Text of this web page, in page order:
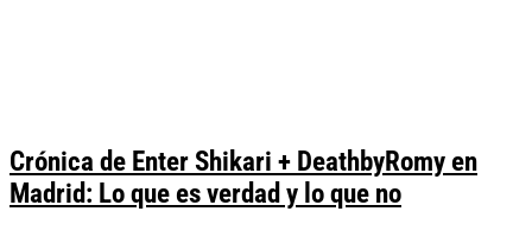
Crónica de Enter Shikari + DeathbyRomy en
Madrid: Lo que es verdad y lo que no